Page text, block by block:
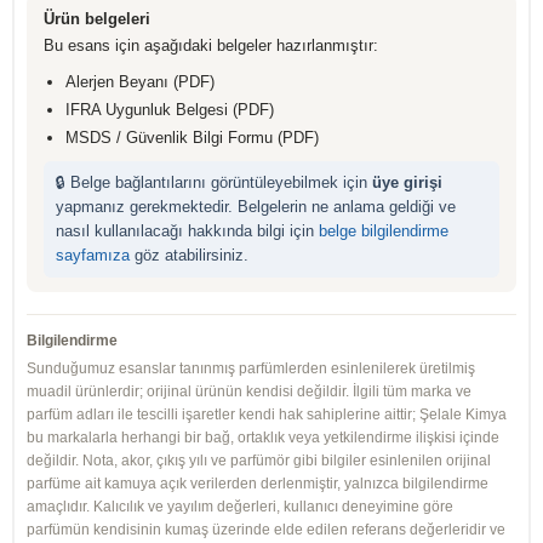
Ürün belgeleri
Bu esans için aşağıdaki belgeler hazırlanmıştır:
Alerjen Beyanı (PDF)
IFRA Uygunluk Belgesi (PDF)
MSDS / Güvenlik Bilgi Formu (PDF)
🔒 Belge bağlantılarını görüntüleyebilmek için üye girişi
yapmanız gerekmektedir. Belgelerin ne anlama geldiği ve
nasıl kullanılacağı hakkında bilgi için belge bilgilendirme
sayfamızagöz atabilirsiniz.
Bilgilendirme
Sunduğumuz esanslar tanınmış parfümlerden esinlenilerek üretilmiş
muadil ürünlerdir; orijinal ürünün kendisi değildir. İlgili tüm marka ve
parfüm adları ile tescilli işaretler kendi hak sahiplerine aittir; Şelale Kimya
bu markalarla herhangi bir bağ, ortaklık veya yetkilendirme ilişkisi içinde
değildir. Nota, akor, çıkış yılı ve parfümör gibi bilgiler esinlenilen orijinal
parfüme ait kamuya açık verilerden derlenmiştir, yalnızca bilgilendirme
amaçlıdır. Kalıcılık ve yayılım değerleri, kullanıcı deneyimine göre
parfümün kendisinin kumaş üzerinde elde edilen referans değerleridir ve